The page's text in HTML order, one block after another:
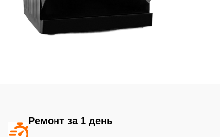
Ремонт за 1 день